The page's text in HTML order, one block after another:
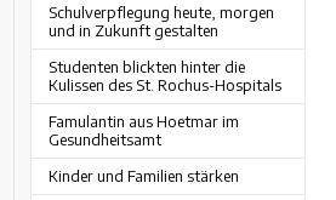
Schulverpflegung heute, morgen
und in Zukunft gestalten
Studenten blickten hinter die
Kulissen des St. Rochus-Hospitals
Famulantin aus Hoetmar im
Gesundheitsamt
Kinder und Familien stärken